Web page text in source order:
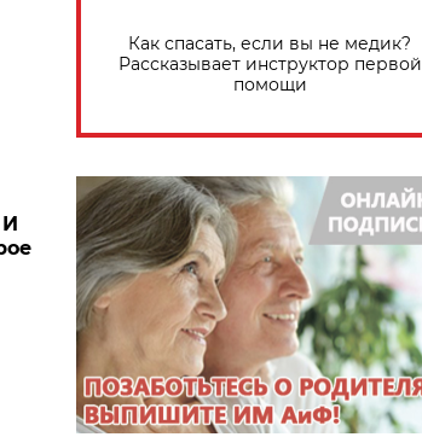
И
Как спасать, если вы не медик?
Рассказывает инструктор первой
помощи